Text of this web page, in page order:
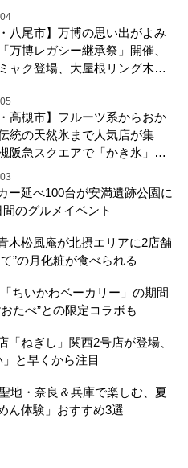
八尾市】万博の思い出がよみ
万博レガシー継承祭」開催、
ャク登場、大屋根リング木材
・高槻市】フルーツ系からおか
統の天然氷まで人気店が集
阪急スクエアで「かき氷」祭
ー延べ100台が安満遺跡公園に
のグルメイベント
木松風庵が北摂エリアに2店舗
”の月化粧が食べられる
ちいかわベーカリー」の期間
たべ”との限定コラボも
「ねぎし」関西2号店が登場、
と早くから注目
地・奈良＆兵庫で楽しむ、夏
ん体験」おすすめ3選